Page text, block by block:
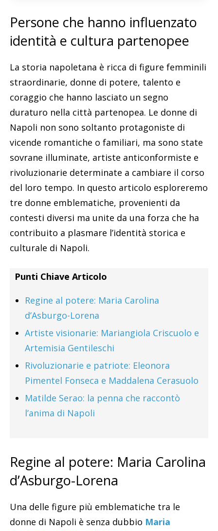
Persone che hanno influenzato
identità e cultura partenopee
La storia napoletana è ricca di figure femminili
straordinarie, donne di potere, talento e
coraggio che hanno lasciato un segno
duraturo nella città partenopea. Le donne di
Napoli non sono soltanto protagoniste di
vicende romantiche o familiari, ma sono state
sovrane illuminate, artiste anticonformiste e
rivoluzionarie determinate a cambiare il corso
del loro tempo. In questo articolo esploreremo
tre donne emblematiche, provenienti da
contesti diversi ma unite da una forza che ha
contribuito a plasmare l’identità storica e
culturale di Napoli.
Punti Chiave Articolo
Regine al potere: Maria Carolina
d’Asburgo-Lorena
Artiste visionarie: Mariangiola Criscuolo e
Artemisia Gentileschi
Rivoluzionarie e patriote: Eleonora
Pimentel Fonseca e Maddalena Cerasuolo
Matilde Serao: la penna che raccontò
l’anima di Napoli
Regine al potere: Maria Carolina
d’Asburgo-Lorena
Una delle figure più emblematiche tra le
donne di Napoli è senza dubbio Maria